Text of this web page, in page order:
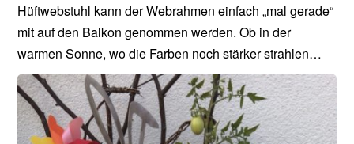
Hüftwebstuhl kann der Webrahmen einfach „mal gerade“
mit auf den Balkon genommen werden. Ob in der
warmen Sonne, wo die Farben noch stärker strahlen…